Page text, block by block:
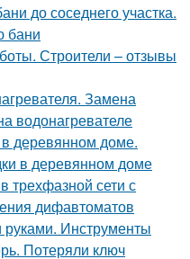
до соседнего участка.
бани
Строители – отзывы
Замена
водонагревателе
деревянном доме.
в деревянном доме
трехфазной сети с
дифавтоматов
руками. Инструменты
Потеряли ключ